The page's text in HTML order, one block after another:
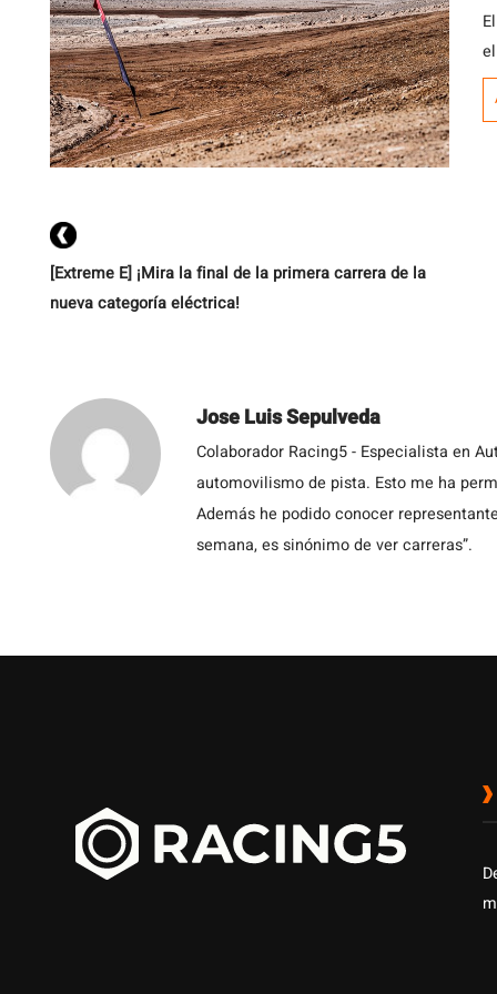
[Extreme E] ¡Mira la final de la primera carrera de la
nueva categoría eléctrica!
Jose Luis Sepulveda
Colaborador Racing5 - Especialista en
automovilismo de pista. Esto me ha
Además he podido conocer
semana, es sinónimo de ver carreras”.